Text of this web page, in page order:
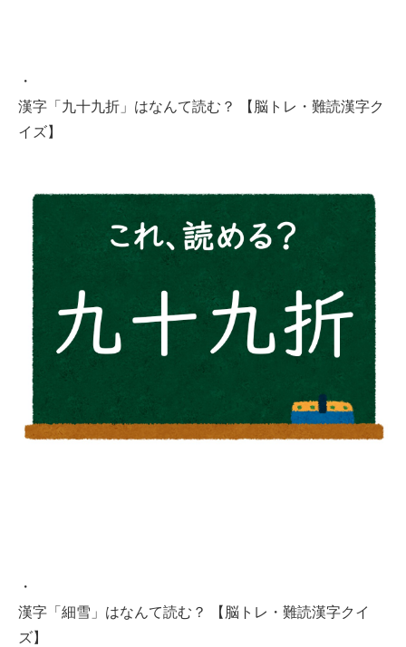
・
漢字「九十九折」はなんて読む？ 【脳トレ・難読漢字ク
イズ】
・
漢字「細雪」はなんて読む？ 【脳トレ・難読漢字クイ
ズ】